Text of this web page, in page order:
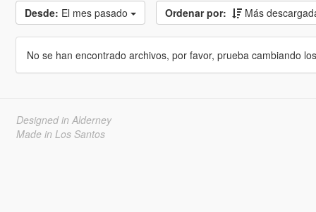
Desde: El mes pasado Ordenar por: Más
No se han encontrado archivos, por favor, prueba cambiando
Designed in Alderney
Made in Los Santos